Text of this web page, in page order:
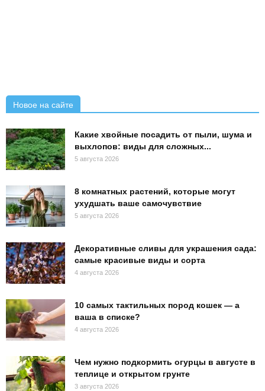
Новое на сайте
Какие хвойные посадить от пыли, шума и
выхлопов: виды для сложных...
5 августа 2026
8 комнатных растений, которые могут
ухудшать ваше самочувствие
5 августа 2026
Декоративные сливы для украшения сада:
самые красивые виды и сорта
4 августа 2026
10 самых тактильных пород кошек — а
ваша в списке?
4 августа 2026
Чем нужно подкормить огурцы в августе в
теплице и открытом грунте
3 августа 2026